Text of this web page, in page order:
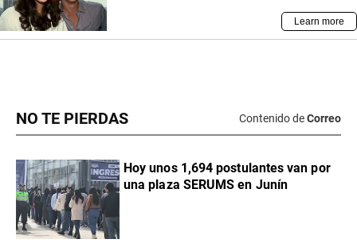
NO TE PIERDAS Contenido deCorreo
Hoy unos 1,694 postulantes van por
una plaza SERUMS en Junín